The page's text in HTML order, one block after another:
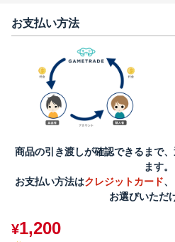
お支払い方法
商品の引き渡しが確認できるまで
ます。
お支払い方法はクレジットカード、
お選びいただ
¥1,200